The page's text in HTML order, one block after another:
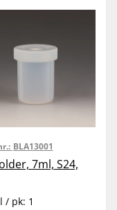
BLA13001
7ml, S24,
/ pk: 1